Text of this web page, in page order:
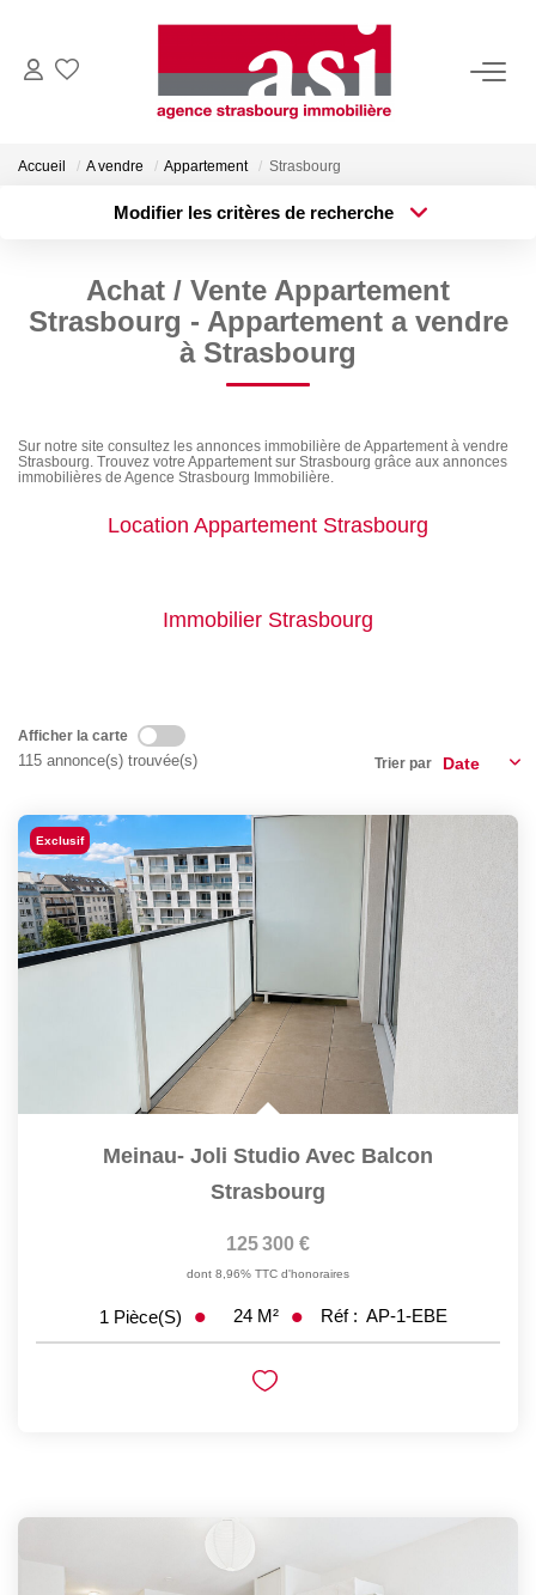
VENDRE
Estimez Votre Bien
Pourquoi Nous Choisir ?
ACHETER
Dossier Locataire
SYNDIC
CONTACT
Nos Agences
ESPACE CLIENT
Accueil A vendre Appartement Strasbourg
Modifier les critères de recherche
Sélectionnez...
Type de bien
Surface min
Plus de critères
Achat / Vente Appartement
Strasbourg - Appartement a vendre
à Strasbourg
Sur notre site consultez les annonces immobilière de Appartement à vendre
Strasbourg. Trouvez votre Appartement sur Strasbourg grâce aux annonces
immobilières de Agence Strasbourg Immobilière.
Location Appartement Strasbourg
Immobilier Strasbourg
Afficher la carte
115 annonce(s) trouvée(s) Trier par
Exclusif
Meinau- Joli Studio Avec Balcon
Strasbourg
125 300 €
dont 8,96% TTC d'honoraires
1 Pièce(s) 24 M² Réf : AP-1-EBE